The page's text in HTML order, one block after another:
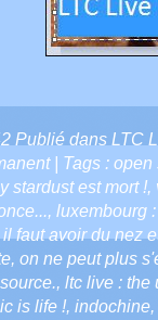
Publié dans LTC
| Tags : open
stardust est mort !,
, luxembourg
il faut avoir du nez
, on ne peut plus
, ltc live : the
is life !, indochine,